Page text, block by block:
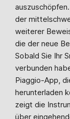
der
weiterer
die der neue
Sobald Sie Ihr
verbunden
Piaggio-App,
herunterladen
zeigt die
über